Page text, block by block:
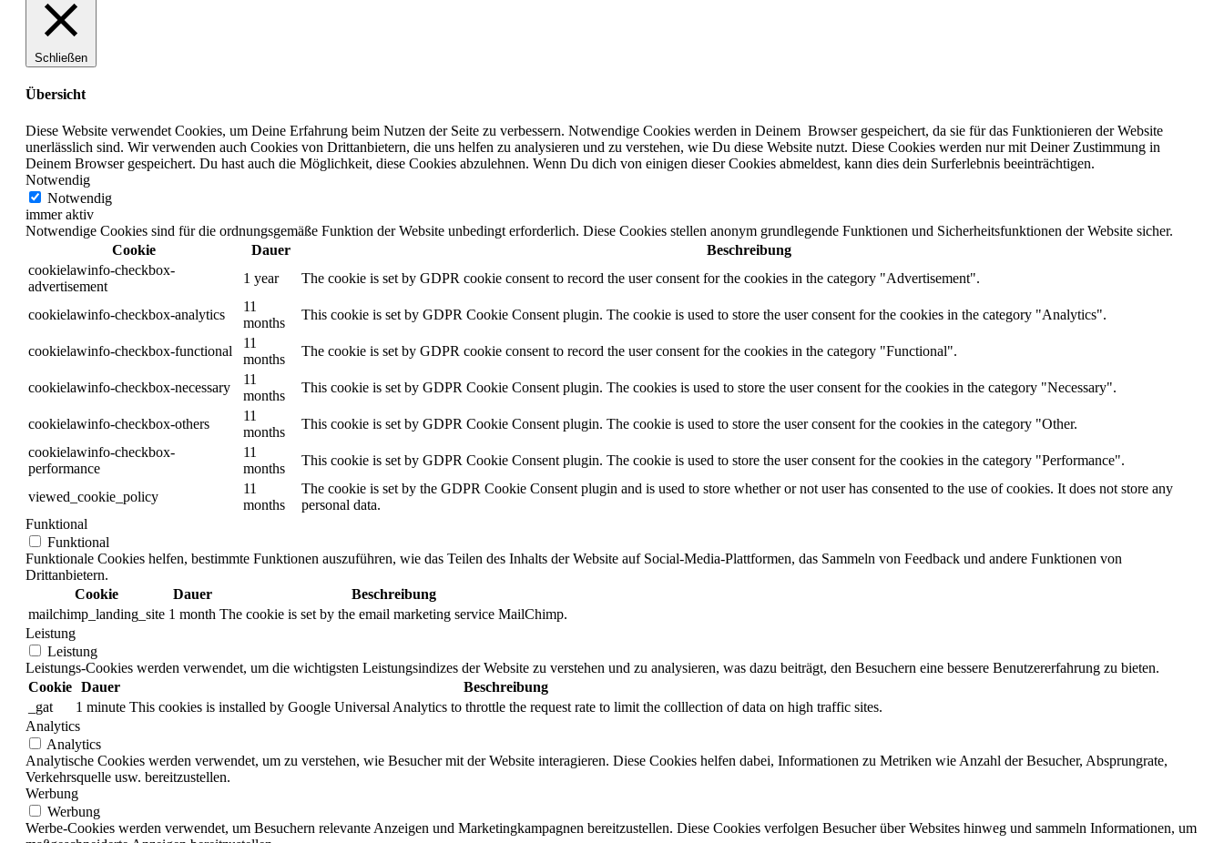
Schließen
Übersicht
Diese Website verwendet Cookies, um Deine Erfahrung beim Nutzen der Seite zu verbessern. Notwendige Cookies werden in Deinem Browser gespeichert, da sie für das Funktionieren der Website
unerlässlich sind. Wir verwenden auch Cookies von Drittanbietern, die uns helfen zu analysieren und zu verstehen, wie Du diese Website nutzt. Diese Cookies werden nur mit Deiner Zustimmung in
Deinem Browser gespeichert. Du hast auch die Möglichkeit, diese Cookies abzulehnen. Wenn Du dich von einigen dieser Cookies abmeldest, kann dies dein Surferlebnis beeinträchtigen.
Notwendig
Notwendig
immer aktiv
Notwendige Cookies sind für die ordnungsgemäße Funktion der Website unbedingt erforderlich. Diese Cookies stellen anonym grundlegende Funktionen und Sicherheitsfunktionen der Website sicher.
Cookie
Dauer
Beschreibung
cookielawinfo-checkbox-
advertisement
1 year The cookie is set by GDPR cookie consent to record the user consent for the cookies in the category "Advertisement".
cookielawinfo-checkbox-analytics
11
months
This cookie is set by GDPR Cookie Consent plugin. The cookie is used to store the user consent for the cookies in the category "Analytics".
cookielawinfo-checkbox-functional
11
months
The cookie is set by GDPR cookie consent to record the user consent for the cookies in the category "Functional".
cookielawinfo-checkbox-necessary
11
months
This cookie is set by GDPR Cookie Consent plugin. The cookies is used to store the user consent for the cookies in the category "Necessary".
cookielawinfo-checkbox-others
11
months
This cookie is set by GDPR Cookie Consent plugin. The cookie is used to store the user consent for the cookies in the category "Other.
cookielawinfo-checkbox-
performance
11
months
This cookie is set by GDPR Cookie Consent plugin. The cookie is used to store the user consent for the cookies in the category "Performance".
viewed_cookie_policy
11
months
The cookie is set by the GDPR Cookie Consent plugin and is used to store whether or not user has consented to the use of cookies. It does not store any
personal data.
Funktional
Funktional
Funktionale Cookies helfen, bestimmte Funktionen auszuführen, wie das Teilen des Inhalts der Website auf Social-Media-Plattformen, das Sammeln von Feedback und andere Funktionen von
Drittanbietern.
Cookie
Dauer
Beschreibung
mailchimp_landing_site 1 month The cookie is set by the email marketing service MailChimp.
Leistung
Leistung
Leistungs-Cookies werden verwendet, um die wichtigsten Leistungsindizes der Website zu verstehen und zu analysieren, was dazu beiträgt, den Besuchern eine bessere Benutzererfahrung zu bieten.
Cookie Dauer
Beschreibung
_gat
1 minute This cookies is installed by Google Universal Analytics to throttle the request rate to limit the colllection of data on high traffic sites.
Analytics
Analytics
Analytische Cookies werden verwendet, um zu verstehen, wie Besucher mit der Website interagieren. Diese Cookies helfen dabei, Informationen zu Metriken wie Anzahl der Besucher, Absprungrate,
Verkehrsquelle usw. bereitzustellen.
Werbung
Werbung
Werbe-Cookies werden verwendet, um Besuchern relevante Anzeigen und Marketingkampagnen bereitzustellen. Diese Cookies verfolgen Besucher über Websites hinweg und sammeln Informationen, um